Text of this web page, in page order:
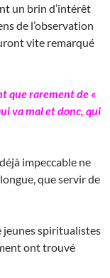
un brin d’intérêt
de l’observation
vite remarqué
que rarement de «
va mal et donc, qui
impeccable ne
que servir de
jeunes spiritualistes
ont trouvé